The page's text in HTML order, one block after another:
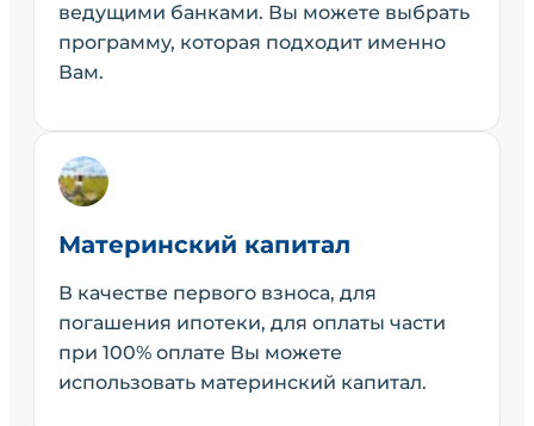
ведущими банками. Вы можете выбрать
программу, которая подходит именно
Вам.
Материнский капитал
В качестве первого взноса, для
погашения ипотеки, для оплаты части
при 100% оплате Вы можете
использовать материнский капитал.